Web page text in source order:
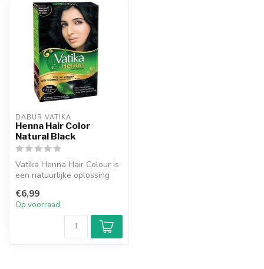
DABUR VATIKA
Henna Hair Color
Natural Black
Vatika Henna Hair Colour is
een natuurlijke oplossing
a...
€6,99
Op voorraad